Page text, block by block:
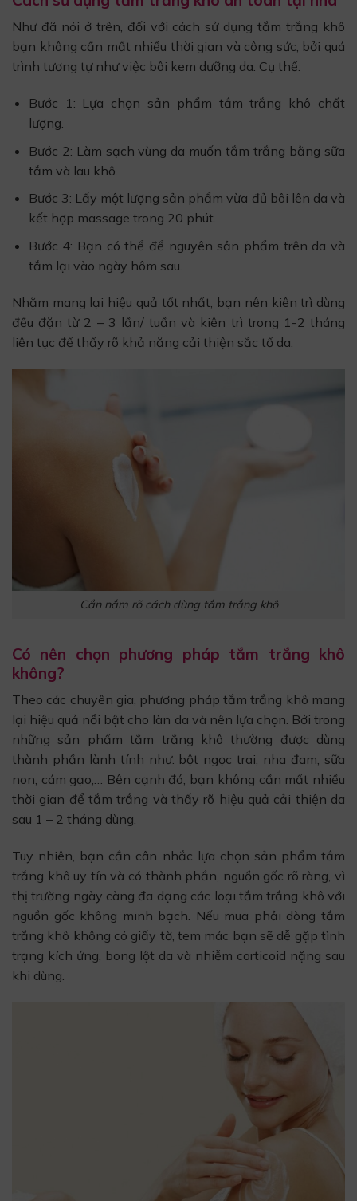
Như đã nói ở trên, đối với cách sử dụng tắm trắng khô
bạn không cần mất nhiều thời gian và công sức, bởi quá
trình tương tự như việc bôi kem dưỡng da. Cụ thể:
Bước 1: Lựa chọn sản phẩm tắm trắng khô chất
lượng.
Bước 2: Làm sạch vùng da muốn tắm trắng bằng sữa
tắm và lau khô.
Bước 3: Lấy một lượng sản phẩm vừa đủ bôi lên da và
kết hợp massage trong 20 phút.
Bước 4: Bạn có thể để nguyên sản phẩm trên da và
tắm lại vào ngày hôm sau.
Nhằm mang lại hiệu quả tốt nhất, bạn nên kiên trì dùng
đều đặn từ 2 – 3 lần/ tuần và kiên trì trong 1-2 tháng
liên tục để thấy rõ khả năng cải thiện sắc tố da.
Cần nắm rõ cách dùng tắm trắng khô
Có nên chọn phương pháp tắm trắng khô
không?
Theo các chuyên gia, phương pháp tắm trắng khô mang
lại hiệu quả nổi bật cho làn da và nên lựa chọn. Bởi trong
những sản phẩm tắm trắng khô thường được dùng
thành phần lành tính như: bột ngọc trai, nha đam, sữa
non, cám gạo,… Bên cạnh đó, bạn không cần mất nhiều
thời gian để tắm trắng và thấy rõ hiệu quả cải thiện da
sau 1 – 2 tháng dùng.
Tuy nhiên, bạn cần cân nhắc lựa chọn sản phẩm tắm
trắng khô uy tín và có thành phần, nguồn gốc rõ ràng, vì
thị trường ngày càng đa dạng các loại tắm trắng khô với
nguồn gốc không minh bạch. Nếu mua phải dòng tắm
trắng khô không có giấy tờ, tem mác bạn sẽ dễ gặp tình
trạng kích ứng, bong lột da và nhiễm corticoid nặng sau
khi dùng.